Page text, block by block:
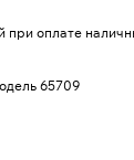
при оплате
65709